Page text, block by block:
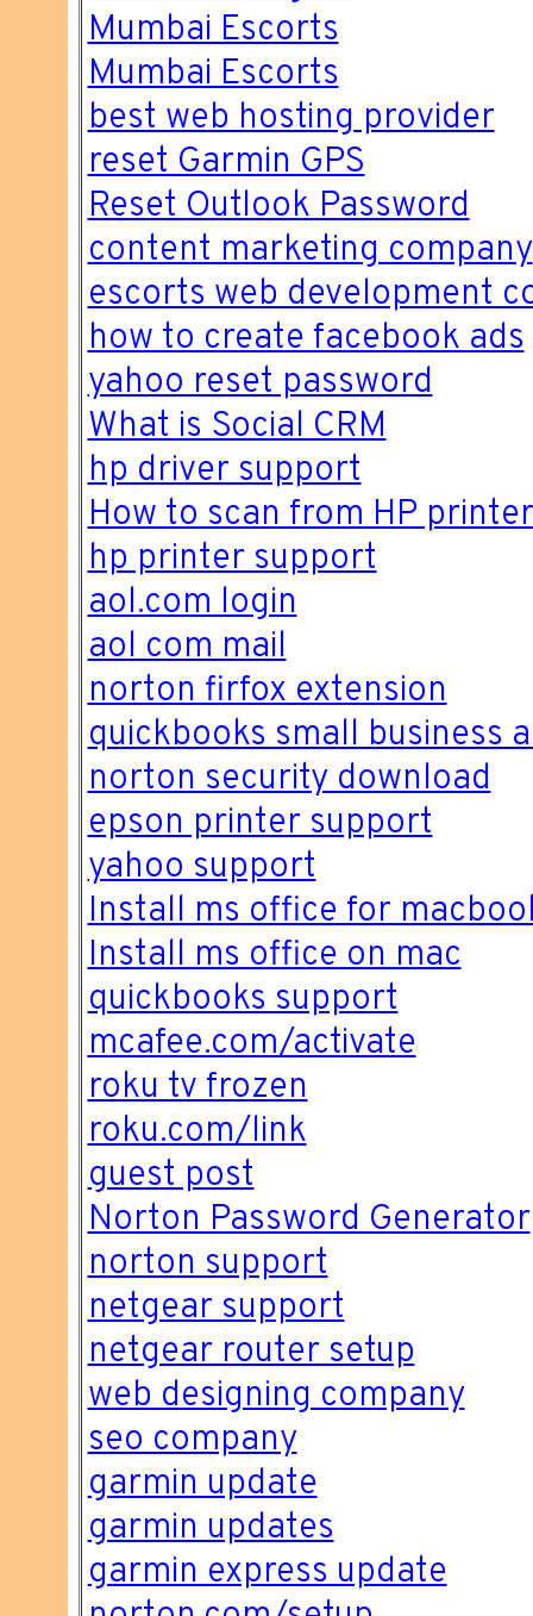
Mumbai Escorts
Mumbai Escorts
best web hosting provider
reset Garmin GPS
Reset Outlook Password
content marketing company
escorts web development
how to create facebook ads
yahoo reset password
What is Social CRM
hp driver support
How to scan from HP printer
hp printer support
aol.com login
aol com mail
norton firfox extension
quickbooks small business
norton security download
epson printer support
yahoo support
Install ms office for
Install ms office on mac
quickbooks support
mcafee.com/activate
roku tv frozen
roku.com/link
guest post
Norton Password Generator
norton support
netgear support
netgear router setup
web designing company
seo company
garmin update
garmin updates
garmin express update